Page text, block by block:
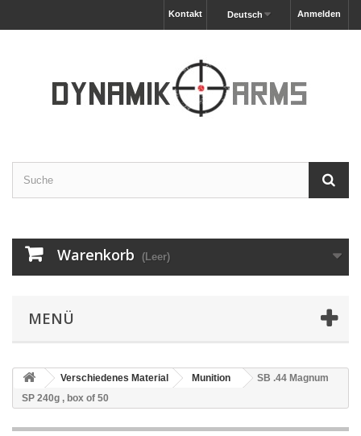
Anmelden
Deutsch
Kontakt
Warenkorb (Leer)
MENÜ
Verschiedenes Material Munition
SB .44 Magnum
SP 240g , box of 50